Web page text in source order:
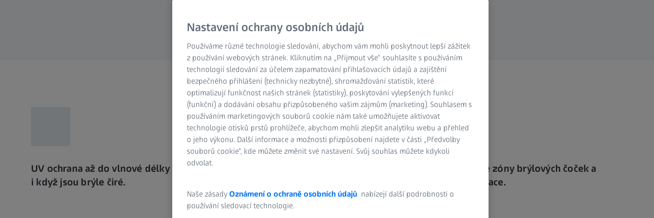
UV ochrana až do vlnové délky 400 nm –
i když jsou brýle čiré.
Nastavitelné zóny brýlových čoček a
rychlá adaptace.
Nastavení ochrany osobních údajů
Používáme různé technologie sledování, abychom vám mohli poskytnout lepší zážitek
z používání webových stránek. Kliknutím na „Přijmout vše“ souhlasíte s používáním
technologií sledování za účelem zapamatování přihlašovacích údajů a zajištění
bezpečného přihlášení (technicky nezbytné), shromažďování statistik, které
optimalizují funkčnost našich stránek (statistiky), poskytování vylepšených funkcí
(funkční) a dodávání obsahu přizpůsobeného vašim zájmům (marketing). Souhlasem s
používáním marketingových souborů cookie nám také umožňujete aktivovat
technologie otisků prstů prohlížeče, abychom mohli zlepšit analytiku webu a přehled
o jeho výkonu. Další informace a možnosti přizpůsobení najdete v části „Předvolby
souborů cookie“, kde můžete změnit své nastavení. Svůj souhlas můžete kdykoli
odvolat.
Naše zásady Oznámení o ochraně osobních údajů nabízejí další podrobnosti o
používání sledovací technologie.